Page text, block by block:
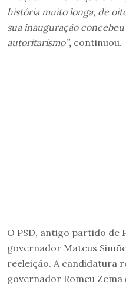
história muito longa, de
sua inauguração
autoritarismo”, continuou.
O PSD, antigo partido de
governador Mateus
reeleição. A candidatura
governador Romeu Zema